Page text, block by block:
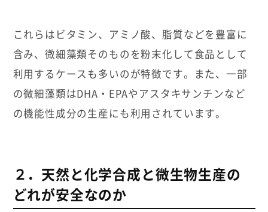
これらはビタミン、アミノ酸、脂質などを豊富に
含み、微細藻類そのものを粉末化して食品として
利用するケースも多いのが特徴です。また、一部
の微細藻類はDHA・EPAやアスタキサンチンなど
の機能性成分の生産にも利用されています。
２．天然と化学合成と微生物生産の
どれが安全なのか